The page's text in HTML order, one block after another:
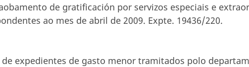
de gratificación por servizos especiais e
ao mes de abril de 2009. Expte. 19436/220.
expedientes de gasto menor tramitados polo